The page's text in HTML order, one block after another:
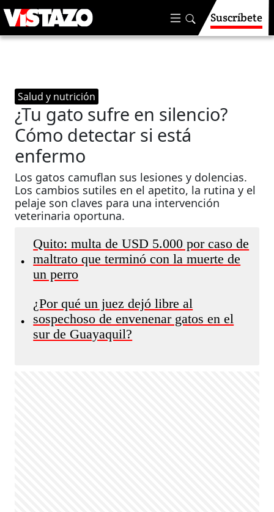
Suscríbete
Salud y nutrición
¿Tu gato sufre en silencio?
Cómo detectar si está
enfermo
Los gatos camuflan sus lesiones y dolencias.
Los cambios sutiles en el apetito, la rutina y el
pelaje son claves para una intervención
veterinaria oportuna.
•
Quito: multa de USD 5.000 por caso de
maltrato que terminó con la muerte de
un perro
•
¿Por qué un juez dejó libre al
sospechoso de envenenar gatos en el
sur de Guayaquil?